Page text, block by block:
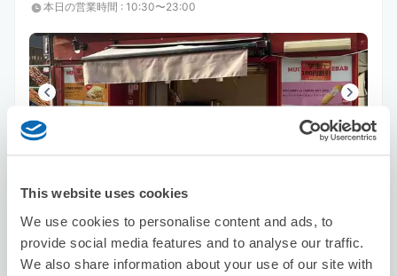
This website uses cookies
We use cookies to personalise content and ads, to
provide social media features and to analyse our traffic.
We also share information about your use of our site with
本日の営業時間 : 10:30〜23:00
8/9